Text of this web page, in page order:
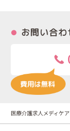
お問い合わ
医療介護求人メディケ